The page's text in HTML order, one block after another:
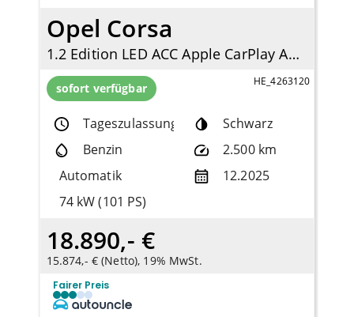
Opel Corsa
1.2 Edition LED ACC Apple CarPlay Android Auto DAB Spurhalteass.
sofort verfügbar HE_4263120
Tageszulassung
Schwarz
Benzin
2.500 km
Automatik
12.2025
74 kW (101 PS)
18.890,- €
15.874,- € (Netto), 19% MwSt.
Fairer Preis